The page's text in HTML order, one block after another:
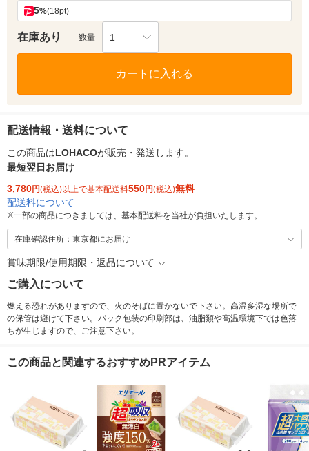
5%(18pt)
在庫あり 数量 1
カートに入れる
配送情報・送料について
この商品はLOHACOが販売・発送します。
最短翌日お届け
3,780円(税込)以上で基本配送料550円(税込)無料
配送料について
※一部の商品につきましては、基本配送料を当社が負担いたします。
在庫確認住所：東京都にお届け
賞味期限/使用期限・返品について
ご購入について
燃える恐れがありますので、火のそばに置かないで下さい。高温多湿な場所で
の保管は避けて下さい。パック包装の印刷部は、油脂類や高温環境下では色落
ちが生じますので、ご注意下さい。
この商品と関連するおすすめPRアイテム